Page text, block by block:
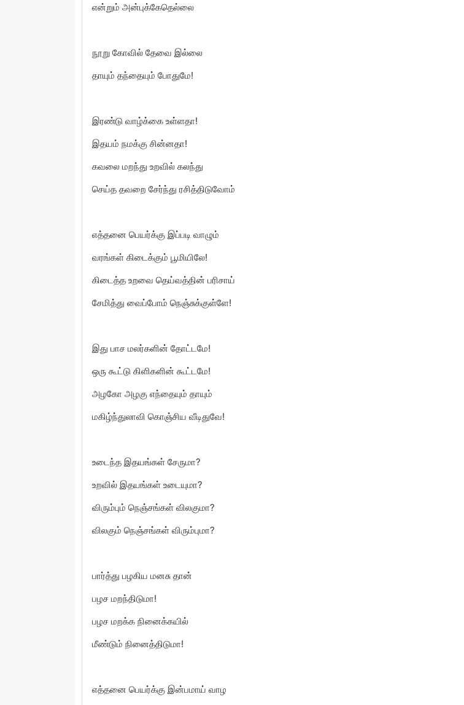
என்றும் அன்புக்கேதெல்லை
நூறு கோவில் தேவை இல்லை
தாயும் தந்தையும் போதுமே!
இரண்டு வாழ்க்கை உள்ளதா!
இதயம் நமக்கு சின்னதா!
கவலை மறந்து உறவில் கலந்து
செய்த தவறை சேர்ந்து ரசித்திடுவோம்
எத்தனை பெயர்க்கு இப்படி வாழும்
வரங்கள் கிடைக்கும் பூமியிலே!
கிடைத்த உறவை தெய்வத்தின் பரிசாய்
சேமித்து வைப்போம் நெஞ்சுக்குள்ளே!
இது பாச மலர்களின் தோட்டமே!
ஒரு கூட்டு கிளிகளின் கூட்டமே!
அழகோ அழகு எந்தையும் தாயும்
மகிழ்ந்துலாவி கொஞ்சிய வீடிதுவே!
உடைந்த இதயங்கள் சேருமா?
உறவில் இதயங்கள் உடையுமா?
விரும்பும் நெஞ்சங்கள் விலகுமா?
விலகும் நெஞ்சங்கள் விரும்புமா?
பார்த்து பழகிய மனசு தான்
பழச மறந்திடுமா!
பழச மறக்க நினைக்கயில்
மீண்டும் நினைத்திடுமா!
எத்தனை பெயர்க்கு இன்பமாய் வாழ